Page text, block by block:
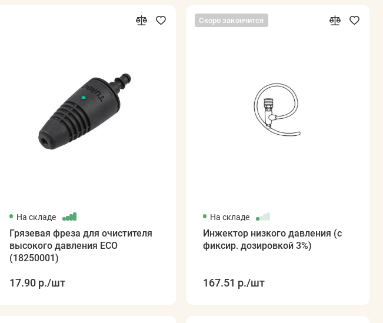
На складе
Грязевая фреза для очистителя
высокого давления ECO
(18250001)
17.90 р./шт
Скоро закончится
На складе
Инжектор низкого давления (с
фиксир. дозировкой 3%)
167.51 р./шт